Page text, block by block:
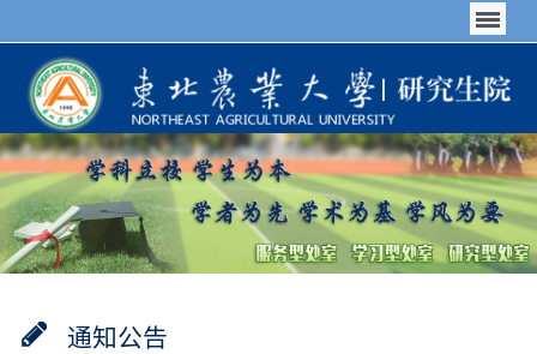
通知公告